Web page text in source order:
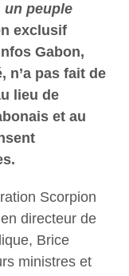
un peuple
exclusif
Gabon,
n’a pas fait de
lieu de
et au
Scorpion
directeur de
Brice
ministres et